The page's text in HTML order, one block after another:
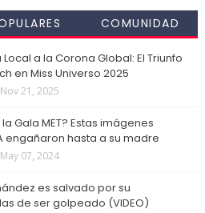
COMUNIDAD
a la Corona Global: El Triunfo
en Miss Universo 2025
Nov 21, 2025
Gala MET? Estas imágenes
engañaron hasta a su madre
May 07, 2024
es salvado por su
de ser golpeado (VIDEO)